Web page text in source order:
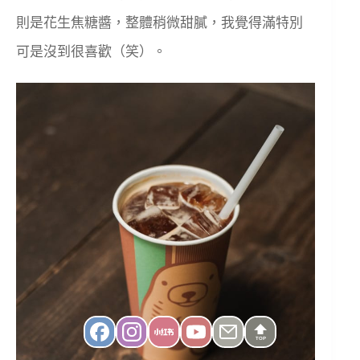
則是花生焦糖醬，整體稍微甜膩，我覺得滿特別
可是沒到很喜歡（笑）。
TOP